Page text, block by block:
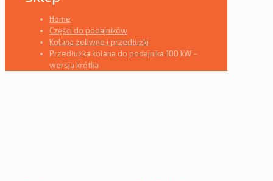
Home
Części do podajników
Kolana żeliwne i przedłużki
Przedłużka kolana do podajnika 100 kW –
wersja krótka